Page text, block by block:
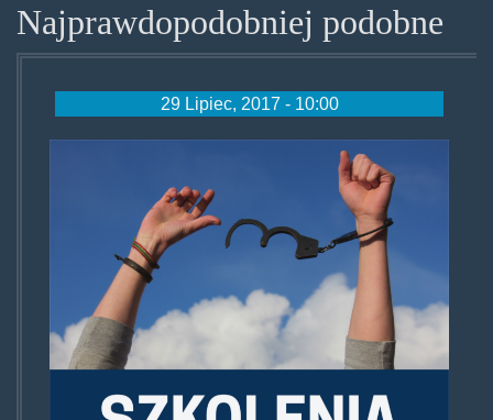
Najprawdopodobniej podobne
29 Lipiec, 2017 - 10:00
plakat_szkolenia290717.png